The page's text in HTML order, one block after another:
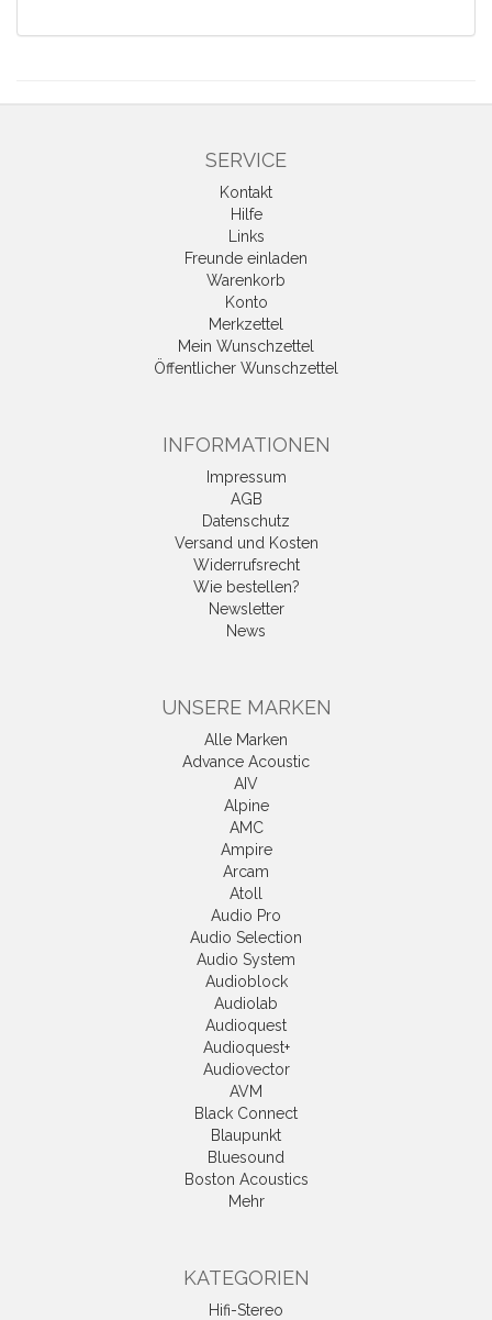
SERVICE
Kontakt
Hilfe
Links
Freunde einladen
Warenkorb
Konto
Merkzettel
Mein Wunschzettel
Öffentlicher Wunschzettel
INFORMATIONEN
Impressum
AGB
Datenschutz
Versand und Kosten
Widerrufsrecht
Wie bestellen?
Newsletter
News
UNSERE MARKEN
Alle Marken
Advance Acoustic
AIV
Alpine
AMC
Ampire
Arcam
Atoll
Audio Pro
Audio Selection
Audio System
Audioblock
Audiolab
Audioquest
Audioquest+
Audiovector
AVM
Black Connect
Blaupunkt
Bluesound
Boston Acoustics
Mehr
KATEGORIEN
Hifi-Stereo